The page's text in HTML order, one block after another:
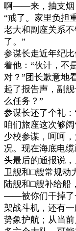
啊——来，抽支烟
“戒了。家里负担
老大和副座关系
了。 ”
参谋长走近年纪
着他： “伙计，不
对？ ” 团长歉意地
起了报告声，副
么任务？ ”
参谋长还了个礼：
咱们旅座这次够
少校参谋，呵呵
况。现在海底电
头最后的通报说
卫舰和□艘常规动
陆舰和□艘补给船
——被你们干掉
架战斗机，还有
势象护航；从当